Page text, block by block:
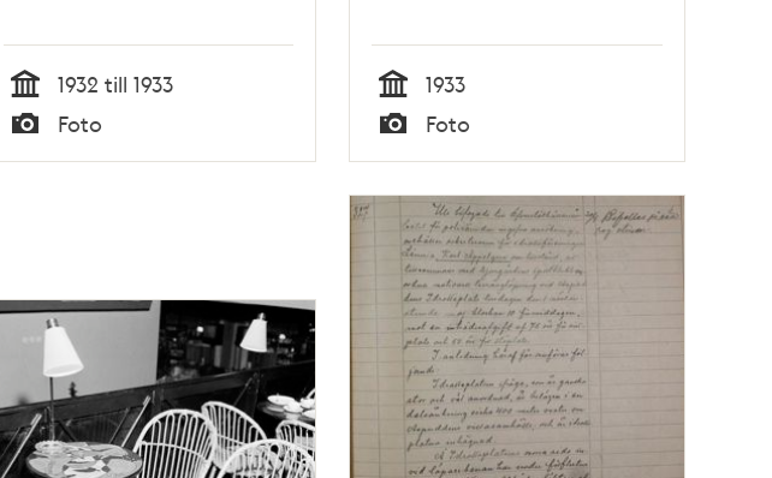
Tid
1932 till 1933
Typ
Foto Tid
1933
Typ
Foto